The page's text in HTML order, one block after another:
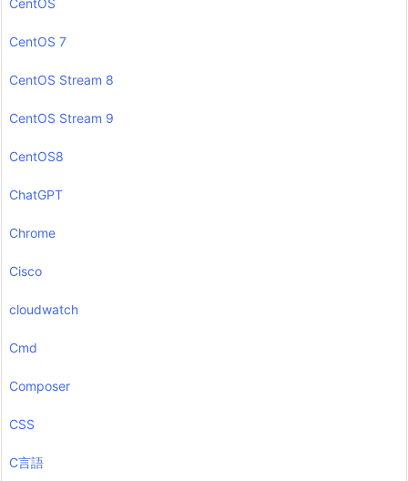
CentOS
CentOS 7
CentOS Stream 8
CentOS Stream 9
CentOS8
ChatGPT
Chrome
Cisco
cloudwatch
Cmd
Composer
CSS
C言語